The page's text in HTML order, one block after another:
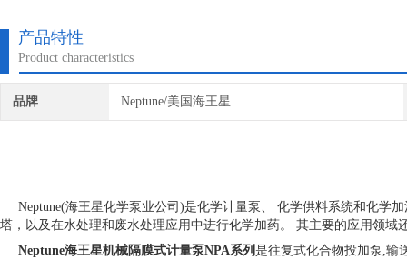
产品特性
Product characteristics
品牌 Neptune/美国海王星
Neptune(海王星化学泵业公司)是化学计量泵、 化学供料系统和化学
塔，以及在水处理和废水处理应用中进行化学加药。 其主要的应用领域
Neptune海王星机械隔膜式计量泵NPA系列 是往复式化合物投加泵,输